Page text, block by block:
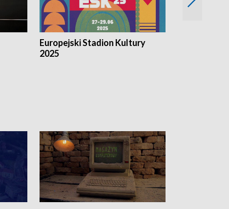
Europejski Stadion Kultury
2025